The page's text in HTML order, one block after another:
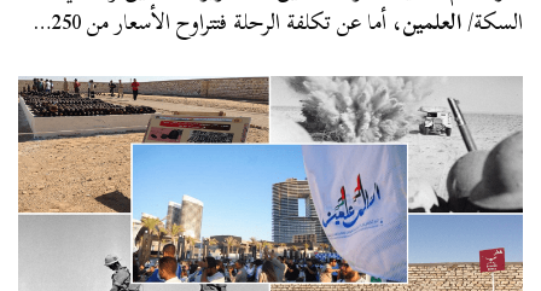
السكة/العلمين، أما عن تكلفة الرحلة فتتراوح الأسعار من 250…